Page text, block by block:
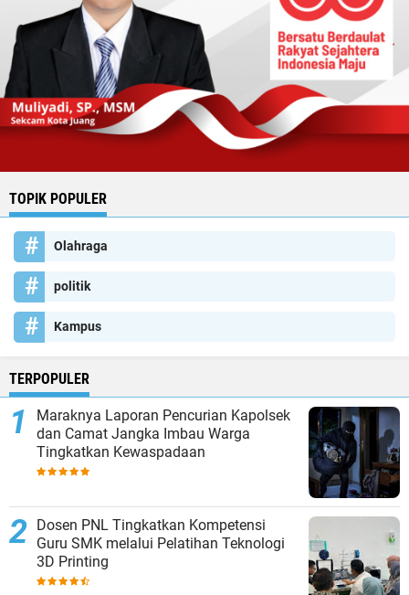
TOPIK POPULER
Olahraga
politik
Kampus
TERPOPULER
Maraknya Laporan Pencurian Kapolsek
dan Camat Jangka Imbau Warga
Tingkatkan Kewaspadaan
Dosen PNL Tingkatkan Kompetensi
Guru SMK melalui Pelatihan Teknologi
3D Printing